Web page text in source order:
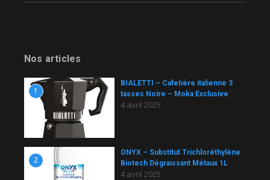
Nos articles
1
BIALETTI – Cafetière italienne 3
tasses Noire – Moka Exclusive
4 avril 2025
2
ONYX – Substitut Trichloréthylène
Biotech Dégraissant Métaux 1L
4 avril 2025